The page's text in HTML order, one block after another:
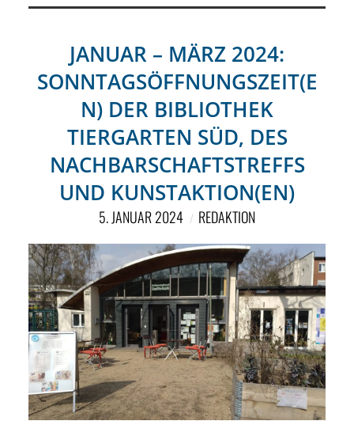
JANUAR – MÄRZ 2024:
SONNTAGSÖFFNUNGSZEIT(E
N) DER BIBLIOTHEK
TIERGARTEN SÜD, DES
NACHBARSCHAFTSTREFFS
UND KUNSTAKTION(EN)
5. JANUAR 2024 REDAKTION